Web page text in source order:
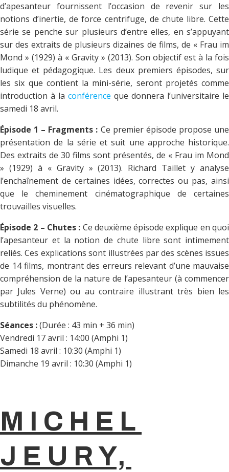
d’apesanteur fournissent l’occasion de revenir sur les
notions d’inertie, de force centrifuge, de chute libre. Cette
série se penche sur plusieurs d’entre elles, en s’appuyant
sur des extraits de plusieurs dizaines de films, de « Frau im
Mond » (1929) à « Gravity » (2013). Son objectif est à la fois
ludique et pédagogique. Les deux premiers épisodes, sur
les six que contient la mini-série, seront projetés comme
introduction à la conférence que donnera l’universitaire le
samedi 18 avril.
Épisode 1 – Fragments : Ce premier épisode propose une
présentation de la série et suit une approche historique.
Des extraits de 30 films sont présentés, de « Frau im Mond
» (1929) à « Gravity » (2013). Richard Taillet y analyse
l’enchaînement de certaines idées, correctes ou pas, ainsi
que le cheminement cinématographique de certaines
trouvailles visuelles.
Épisode 2 – Chutes : Ce deuxième épisode explique en quoi
l’apesanteur et la notion de chute libre sont intimement
reliés. Ces explications sont illustrées par des scènes issues
de 14 films, montrant des erreurs relevant d’une mauvaise
compréhension de la nature de l’apesanteur (à commencer
par Jules Verne) ou au contraire illustrant très bien les
subtilités du phénomène.
Séances :(Durée : 43 min + 36 min)
Vendredi 17 avril : 14:00 (Amphi 1)
Samedi 18 avril : 10:30 (Amphi 1)
Dimanche 19 avril : 10:30 (Amphi 1)
MICHEL
JEURY,